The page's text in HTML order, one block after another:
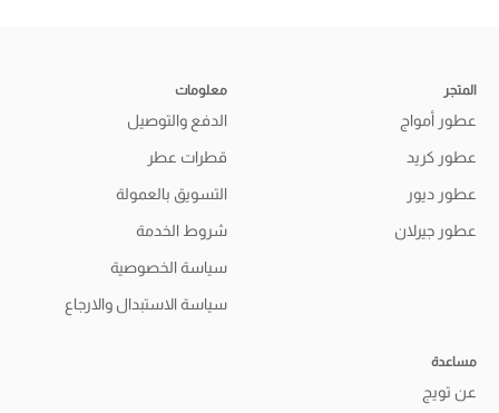
المتجر
عطور أمواج
عطور كريد
عطور ديور
عطور جيرلان
معلومات
الدفع والتوصيل
قطرات عطر
التسويق بالعمولة
شروط الخدمة
سياسة الخصوصية
سياسة الاستبدال والارجاع
مساعدة
عن تويج